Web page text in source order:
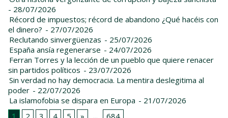
- 28/07/2026
Récord de impuestos; récord de abandono ¿Qué hacéis con
el dinero? - 27/07/2026
Reclutando sinvergüenzas - 25/07/2026
España ansía regenerarse - 24/07/2026
Ferran Torres y la lección de un pueblo que quiere renacer
sin partidos políticos - 23/07/2026
Sin verdad no hay democracia. La mentira deslegitima al
poder - 22/07/2026
La islamofobia se dispara en Europa - 21/07/2026